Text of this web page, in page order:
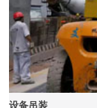
设备吊装